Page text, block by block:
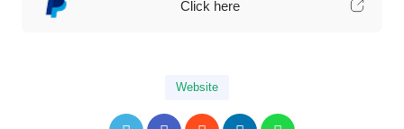
Click here
Website